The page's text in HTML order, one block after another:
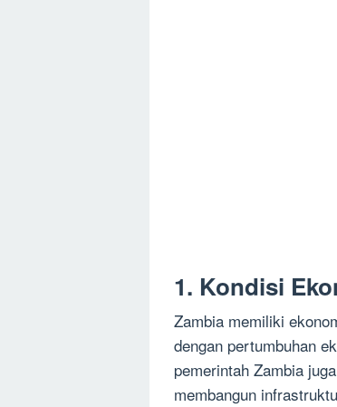
1. Kondisi
Zambia memiliki
dengan pertumbuhan
pemerintah Zambia
membangun